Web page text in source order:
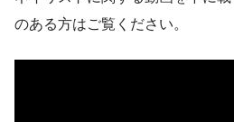
のある方はご覧ください。